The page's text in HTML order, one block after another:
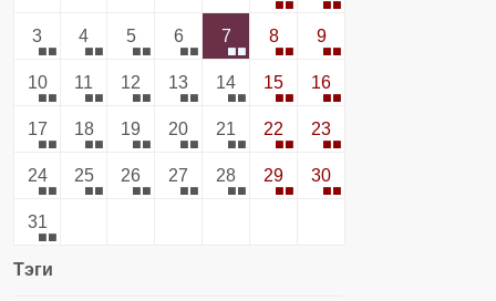
3 4 5 6 7 8 9
10 11 12 13 14 15 16
17 18 19 20 21 22 23
24 25 26 27 28 29 30
31
Тэги